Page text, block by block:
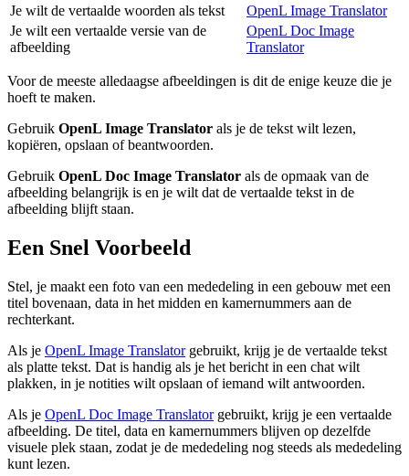
Je wilt de vertaalde woorden als tekst
OpenL Image Translator
Je wilt een vertaalde versie van de
afbeelding
OpenL Doc Image
Translator
Voor de meeste alledaagse afbeeldingen is dit de enige keuze die je
hoeft te maken.
Gebruik OpenL Image Translator als je de tekst wilt lezen,
kopiëren, opslaan of beantwoorden.
Gebruik OpenL Doc Image Translator als de opmaak van de
afbeelding belangrijk is en je wilt dat de vertaalde tekst in de
afbeelding blijft staan.
Een Snel Voorbeeld
Stel, je maakt een foto van een mededeling in een gebouw met een
titel bovenaan, data in het midden en kamernummers aan de
rechterkant.
Als je OpenL Image Translatorgebruikt, krijg je de vertaalde tekst
als platte tekst. Dat is handig als je het bericht in een chat wilt
plakken, in je notities wilt opslaan of iemand wilt antwoorden.
Als je OpenL Doc Image Translatorgebruikt, krijg je een vertaalde
afbeelding. De titel, data en kamernummers blijven op dezelfde
visuele plek staan, zodat je de mededeling nog steeds als mededeling
kunt lezen.